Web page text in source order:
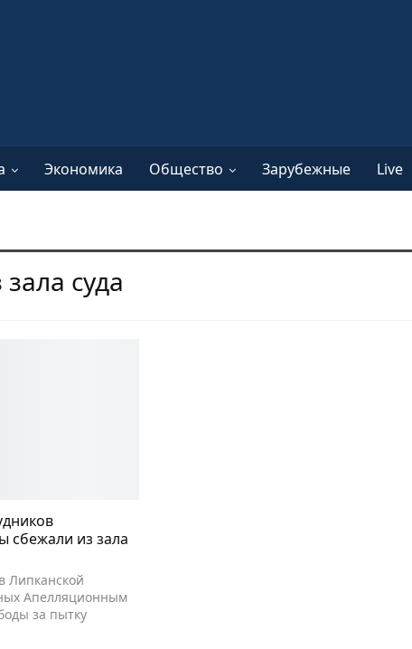
Экономика Общество Зарубежные Live
суда
сбежали из зала
Липканской
Апелляционным
за пытку